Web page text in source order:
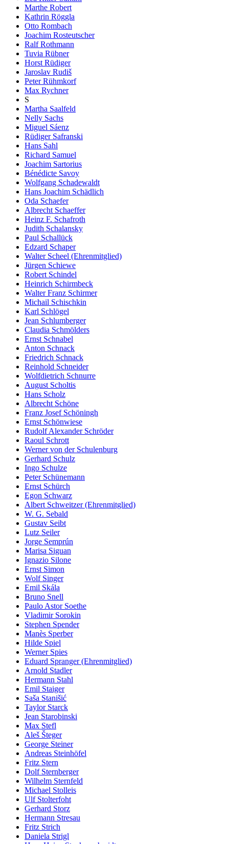
Marthe Robert
Kathrin Röggla
Otto Rombach
Joachim Rosteutscher
Ralf Rothmann
Tuvia Rübner
Horst Rüdiger
Jaroslav Rudiš
Peter Rühmkorf
Max Rychner
S
Martha Saalfeld
Nelly Sachs
Miguel Sáenz
Rüdiger Safranski
Hans Sahl
Richard Samuel
Joachim Sartorius
Bénédicte Savoy
Wolfgang Schadewaldt
Hans Joachim Schädlich
Oda Schaefer
Albrecht Schaeffer
Heinz F. Schafroth
Judith Schalansky
Paul Schallück
Edzard Schaper
Walter Scheel (Ehrenmitglied)
Jürgen Schiewe
Robert Schindel
Heinrich Schirmbeck
Walter Franz Schirmer
Michail Schischkin
Karl Schlögel
Jean Schlumberger
Claudia Schmölders
Ernst Schnabel
Anton Schnack
Friedrich Schnack
Reinhold Schneider
Wolfdietrich Schnurre
August Scholtis
Hans Scholz
Albrecht Schöne
Franz Josef Schöningh
Ernst Schönwiese
Rudolf Alexander Schröder
Raoul Schrott
Werner von der Schulenburg
Gerhard Schulz
Ingo Schulze
Peter Schünemann
Ernst Schürch
Egon Schwarz
Albert Schweitzer (Ehrenmitglied)
W. G. Sebald
Gustav Seibt
Lutz Seiler
Jorge Semprún
Marisa Siguan
Ignazio Silone
Ernst Simon
Wolf Singer
Emil Skála
Bruno Snell
Paulo Astor Soethe
Vladimir Sorokin
Stephen Spender
Manès Sperber
Hilde Spiel
Werner Spies
Eduard Spranger (Ehrenmitglied)
Arnold Stadler
Hermann Stahl
Emil Staiger
Saša Stanišić
Taylor Starck
Jean Starobinski
Max Stefl
Aleš Šteger
George Steiner
Andreas Steinhöfel
Fritz Stern
Dolf Sternberger
Wilhelm Sternfeld
Michael Stolleis
Ulf Stolterfoht
Gerhard Storz
Hermann Stresau
Fritz Strich
Daniela Strigl